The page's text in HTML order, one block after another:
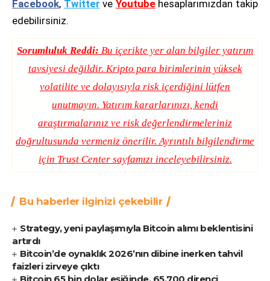
Facebook, Twitter ve Youtubehesaplarımızdan takip
edebilirsiniz.
Sorumluluk Reddi: Bu içerikte yer alan bilgiler yatırım
tavsiyesi değildir. Kripto para birimlerinin yüksek
volatilite ve dolayısıyla risk içerdiğini lütfen
unutmayın. Yatırım kararlarınızı, kendi
araştırmalarınız ve risk değerlendirmeleriniz
doğrultusunda vermeniz önerilir. Ayrıntılı bilgilendirme
için Trust Centersayfamızı inceleyebilirsiniz.
Bu haberler ilginizi çekebilir
Strategy, yeni paylaşımıyla Bitcoin alımı beklentisini
artırdı
Bitcoin’de oynaklık 2026’nın dibine inerken tahvil
faizleri zirveye çıktı